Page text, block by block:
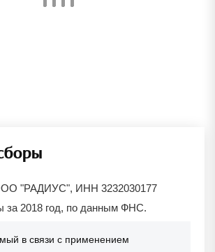
"РАДИУС", ИНН 3232030177
за 2018 год, по данным ФНС.
в связи с применением